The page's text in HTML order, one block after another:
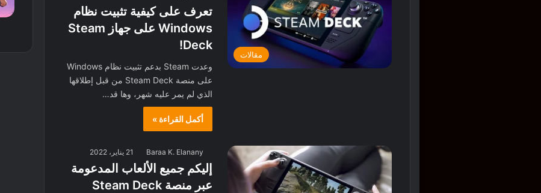
مقالات
تعرف على كيفية تثبيت نظام
Windows على جهاز Steam
Deck!
وعدت Steam بدعم تثبيت نظام Windows
على منصة Steam Deck من قبل إطلاقها
الذي لم يمر عليه شهر، وها قد…
أكمل القراءة »
Baraa K. Elanany 21 يناير، 2022
إليكم جميع الألعاب المدعومة
عبر منصة Steam Deck